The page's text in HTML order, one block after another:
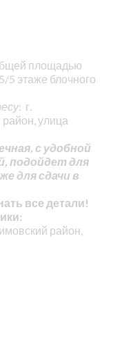
площадью
5 этаже блочного
: г.
улица
с удобной
подойдет для
для сдачи в
все детали!
район,